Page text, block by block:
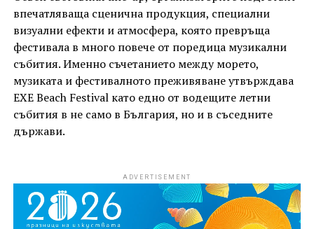
впечатляваща сценична продукция, специални
визуални ефекти и атмосфера, която превръща
фестивала в много повече от поредица музикални
събития. Именно съчетанието между морето,
музиката и фестивалното преживяване утвърждава
EXE Beach Festival като едно от водещите летни
събития в не само в България, но и в съседните
държави.
ADVERTISEMENT